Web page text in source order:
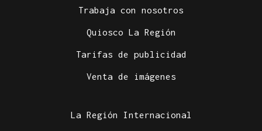
Trabaja con nosotros
Quiosco La Región
Tarifas de publicidad
Venta de imágenes
La Región Internacional